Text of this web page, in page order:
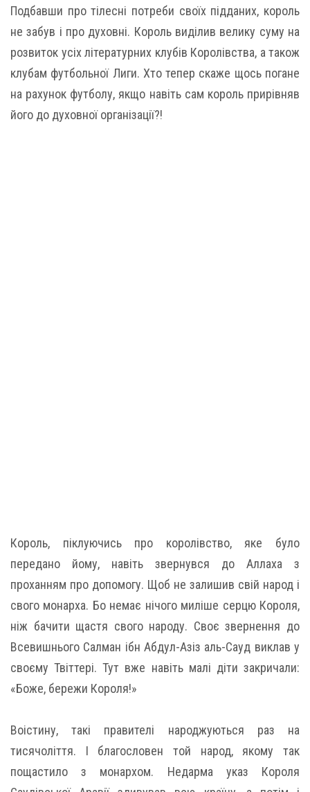
Подбавши про тілесні потреби своїх підданих, король
не забув і про духовні. Король виділив велику суму на
розвиток усіх літературних клубів Королівства, а також
клубам футбольної Лиги. Хто тепер скаже щось погане
на рахунок футболу, якщо навіть сам король прирівняв
його до духовної організації?!
Король, піклуючись про королівство, яке було
передано йому, навіть звернувся до Аллаха з
проханням про допомогу. Щоб не залишив свій народ і
свого монарха. Бо немає нічого миліше серцю Короля,
ніж бачити щастя свого народу. Своє звернення до
Всевишнього Салман ібн Абдул-Азіз аль-Сауд виклав у
своєму Твіттері. Тут вже навіть малі діти закричали:
«Боже, бережи Короля!»
Воістину, такі правителі народжуються раз на
тисячоліття. І благословен той народ, якому так
пощастило з монархом. Недарма указ Короля